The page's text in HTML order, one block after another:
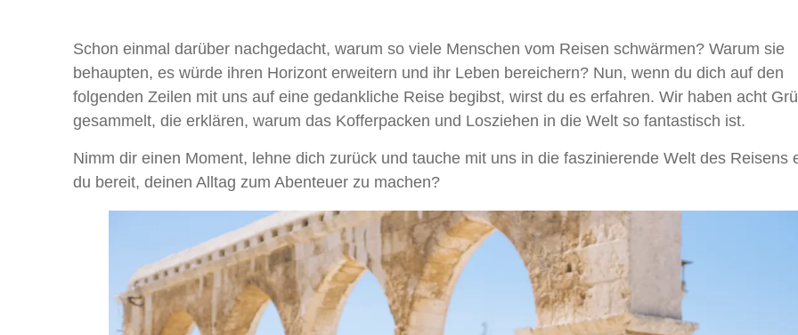
Schon einmal darüber nachgedacht, warum so viele Menschen vom Reisen schwärmen? Warum sie
behaupten, es würde ihren Horizont erweitern und ihr Leben bereichern? Nun, wenn du dich auf den
folgenden Zeilen mit uns auf eine gedankliche Reise begibst, wirst du es erfahren. Wir haben acht
gesammelt, die erklären, warum das Kofferpacken und Losziehen in die Welt so fantastisch ist.
Nimm dir einen Moment, lehne dich zurück und tauche mit uns in die faszinierende Welt des Reisens
du bereit, deinen Alltag zum Abenteuer zu machen?